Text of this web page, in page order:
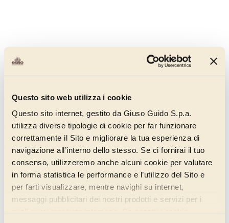
Questo sito web utilizza i cookie
Questo sito internet, gestito da Giuso Guido S.p.a.
utilizza diverse tipologie di cookie per far funzionare
correttamente il Sito e migliorare la tua esperienza di
navigazione all’interno dello stesso. Se ci fornirai il tuo
consenso, utilizzeremo anche alcuni cookie per valutare
in forma statistica le performance e l’utilizzo del Sito e
per farti visualizzare, mentre navighi su internet,
messaggi pubblicitari dei nostri prodotti e servizi per i
00501012
70% di frutta e una tecnologia innovativa per preservarne tutte le
caratteristiche di freschezza, colore e sapore.
Scopri di più